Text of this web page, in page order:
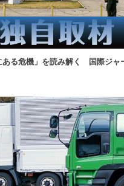
ある危機」を読み解く 国際ジャ